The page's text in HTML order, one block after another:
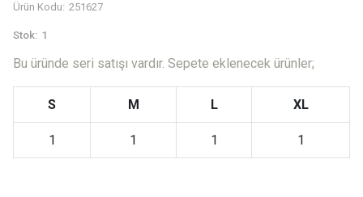
Ürün Kodu: 251627
Stok: 1
Bu üründe seri satışı vardır. Sepete eklenecek ürünler;
S M L XL
1 1 1 1